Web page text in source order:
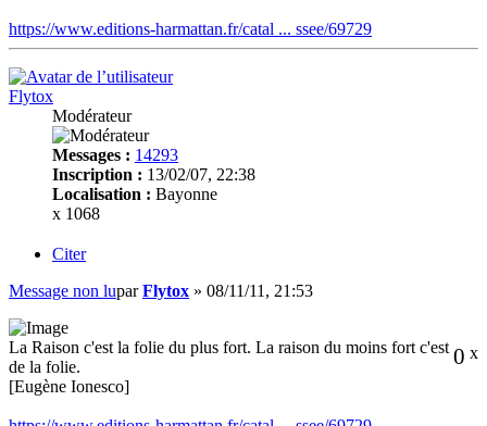
https://www.editions-harmattan.fr/catal ... ssee/69729
Flytox
Modérateur
Messages : 14293
Inscription : 13/02/07, 22:38
Localisation : Bayonne
x 1068
Citer
Message non luparFlytox » 08/11/11, 21:53
0 x
La Raison c'est la folie du plus fort. La raison du moins fort c'est
de la folie.
[Eugène Ionesco]